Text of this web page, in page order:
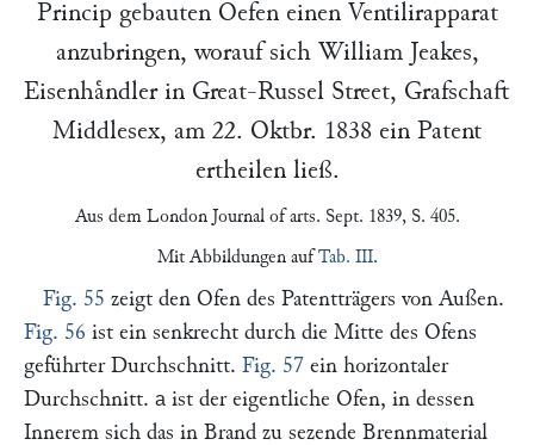
Princip gebauten Oefen einen Ventilirapparat
anzubringen, worauf sich William Jeakes,
Eisenhaͤndler in Great-Russel Street, Grafschaft
Middlesex, am 22. Oktbr. 1838 ein Patent
ertheilen ließ.
Aus dem London Journal of arts. Sept. 1839, S. 405.
Mit Abbildungen aufTab. III.
Fig. 55 zeigt den Ofen des Patentträgers von Außen.
Fig. 56 ist ein senkrecht durch die Mitte des Ofens
geführter Durchschnitt. Fig. 57 ein horizontaler
Durchschnitt. a ist der eigentliche Ofen, in dessen
Innerem sich das in Brand zu sezende Brennmaterial